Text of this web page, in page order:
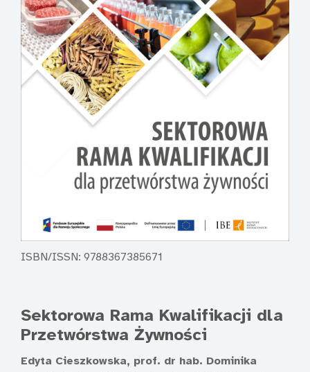
ISBN/ISSN: 9788367385671
Sektorowa Rama Kwalifikacji dla
Przetwórstwa Żywności
Edyta Cieszkowska, prof. dr hab. Dominika